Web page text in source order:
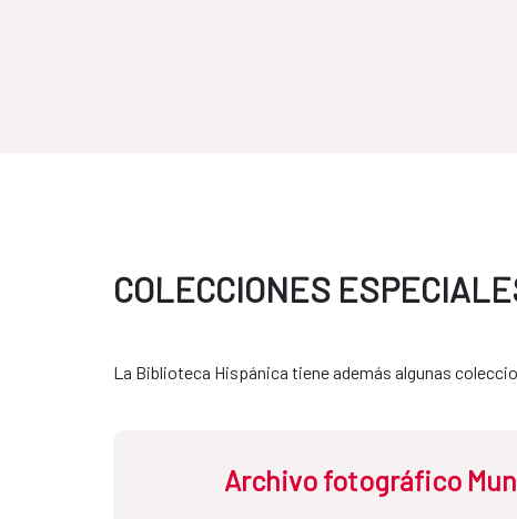
COLECCIONES
La Biblioteca Hispánica tiene además algunas
Archivo fotográfico